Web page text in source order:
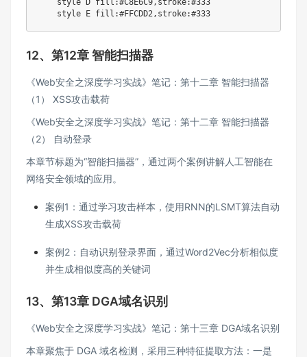
    style E fill:#FFCDD2,stroke:#333
12、第12章 智能扫描器
《Web安全之深度学习实战》笔记：第十二章 智能扫描器
（1） XSS攻击载荷
《Web安全之深度学习实战》笔记：第十二章 智能扫描器
（2） 自动登录
本章节标题为“智能扫描器”，通过两个案例讲解人工智能在
网络安全领域的应用。
案例1：通过学习攻击样本，使用RNN的LSMT算法自动
生成XSS攻击载荷
案例2：自动识别登录界面，通过Word2Vec分析相似度
并生成相似度高的关键词
13、第13章 DGA域名识别
《Web安全之深度学习实战》笔记：第十三章 DGA域名识别
本章聚焦于 DGA 域名检测，采用三种特征提取方法：一是